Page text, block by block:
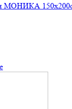
МОНИКА